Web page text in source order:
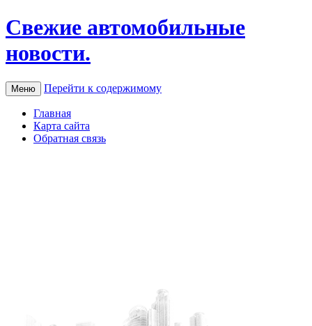
Свежие автомобильные
новости.
Меню Перейти к содержимому
Главная
Карта сайта
Обратная связь